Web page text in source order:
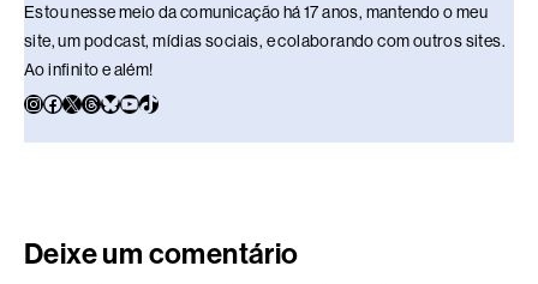
Estou nesse meio da comunicação há 17 anos, mantendo o meu
site, um podcast, mídias sociais, e colaborando com outros sites.
Ao infinito e além!
Deixe um comentário